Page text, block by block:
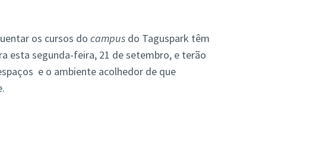
os cursos do campusdo Taguspark têm
esta segunda-feira, 21 de setembro, e terão
e o ambiente acolhedor de que